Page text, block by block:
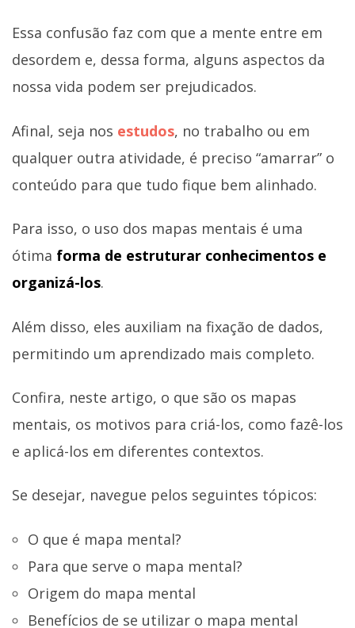
Essa confusão faz com que a mente entre em
desordem e, dessa forma, alguns aspectos da
nossa vida podem ser prejudicados.
Afinal, seja nos estudos, no trabalho ou em
qualquer outra atividade, é preciso “amarrar” o
conteúdo para que tudo fique bem alinhado.
Para isso, o uso dos mapas mentais é uma
ótima forma de estruturar conhecimentos e
organizá-los.
Além disso, eles auxiliam na fixação de dados,
permitindo um aprendizado mais completo.
Confira, neste artigo, o que são os mapas
mentais, os motivos para criá-los, como fazê-los
e aplicá-los em diferentes contextos.
Se desejar, navegue pelos seguintes tópicos:
O que é mapa mental?
Para que serve o mapa mental?
Origem do mapa mental
Benefícios de se utilizar o mapa mental